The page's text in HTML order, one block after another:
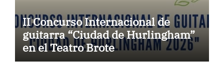
II Concurso Internacional de
guitarra “Ciudad de Hurlingham”
en el Teatro Brote